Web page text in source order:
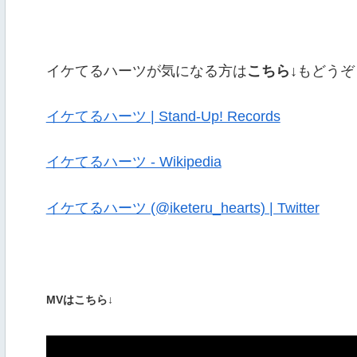
イケてるハーツが気になる方はこちら↓ もどう
イケてるハーツ | Stand-Up! Records
イケてるハーツ - Wikipedia
イケてるハーツ (@iketeru_hearts) | Twitter
MVはこちら↓